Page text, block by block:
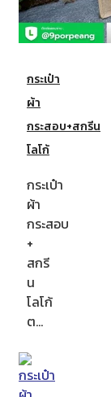
กระเป๋า
ผ้า
กระสอบ+สกรีน
โลโก้
กระเป๋า
ผ้า
กระสอบ
+
สกรี
น
โลโก้
ต…